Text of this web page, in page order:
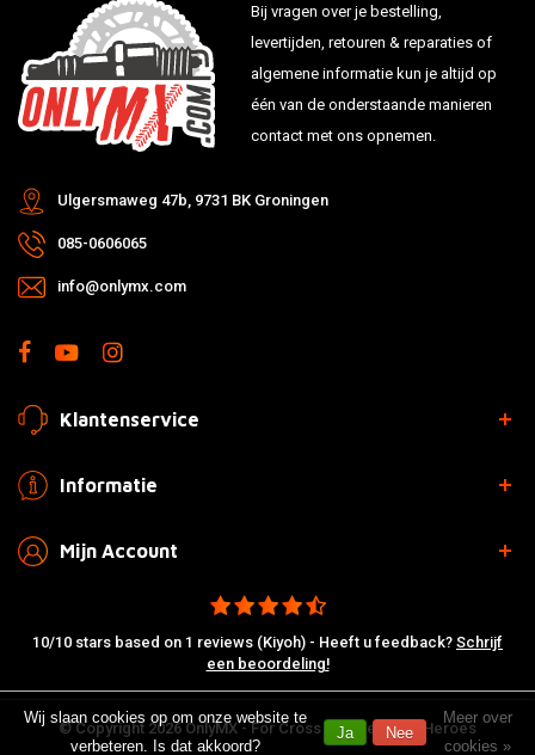
Bij vragen over je bestelling,
levertijden, retouren & reparaties of
algemene informatie kun je altijd op
één van de onderstaande manieren
contact met ons opnemen.
Ulgersmaweg 47b, 9731 BK Groningen
085-0606065
info@onlymx.com
Klantenservice
Informatie
Mijn Account
10/10 stars based on 1 reviews (Kiyoh) - Heeft u feedback? Schrijf
een beoordeling!
© Copyright 2026 OnlyMX - For Cross & Supermoto Heroes
Wij slaan cookies op om onze website te
verbeteren. Is dat akkoord?
Ja Nee
Meer over
cookies »